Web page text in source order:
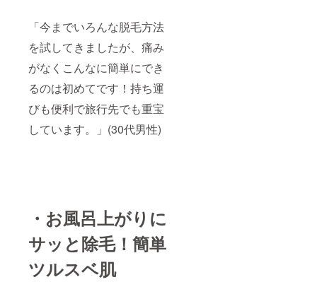
「今までいろんな脱毛方法
を試してきましたが、痛み
がなくこんなに簡単にでき
るのは初めてです！持ち運
びも便利で旅行先でも重宝
しています。」(30代男性)
・お風呂上がりに
サッと除毛！簡単
ツルスベ肌